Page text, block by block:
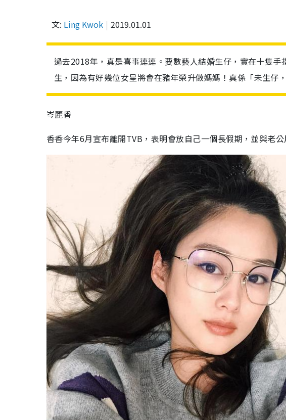
文: Ling Kwok 2019.01.01
過去2018年，真是喜事連連。要數藝人結婚生仔，實在十隻
生，因為有好幾位女星將會在豬年榮升做媽媽！真係「未生仔
岑麗香
香香今年6月宣布離開TVB，表明會放自己一個長假期，並與老公